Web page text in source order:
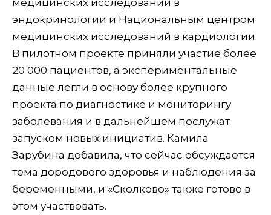
медицинских исследований в
эндокринологии и Национальным центром
медицинских исследований в кардиологии.
В пилотном проекте приняли участие более
20 000 пациентов, а экспериментальные
данные легли в основу более крупного
проекта по диагностике и мониторингу
заболевания и в дальнейшем послужат
запуском новых инициатив. Камила
Зарубина добавила, что сейчас обсуждается
тема дородового здоровья и наблюдения за
беременными, и «Сколково» также готово в
этом участвовать.